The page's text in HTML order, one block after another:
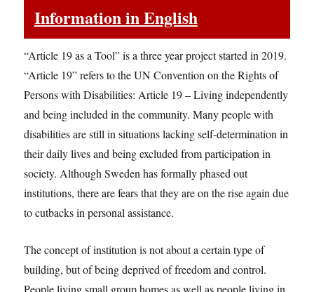
Information in English
“Article 19 as a Tool” is a three year project started in 2019.
“Article 19” refers to the UN Convention on the Rights of
Persons with Disabilities: Article 19 – Living independently
and being included in the community. Many people with
disabilities are still in situations lacking self-determination in
their daily lives and being excluded from participation in
society. Although Sweden has formally phased out
institutions, there are fears that they are on the rise again due
to cutbacks in personal assistance.
The concept of institution is not about a certain type of
building, but of being deprived of freedom and control.
People living small group homes as well as people living in